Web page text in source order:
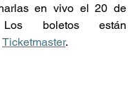
en vivo el 20 de
Los boletos están
Ticketmaster.